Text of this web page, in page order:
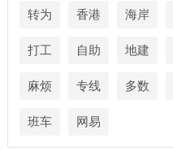
转为 香港 海岸
打工 自助 地建
麻烦 专线 多数
班车 网易